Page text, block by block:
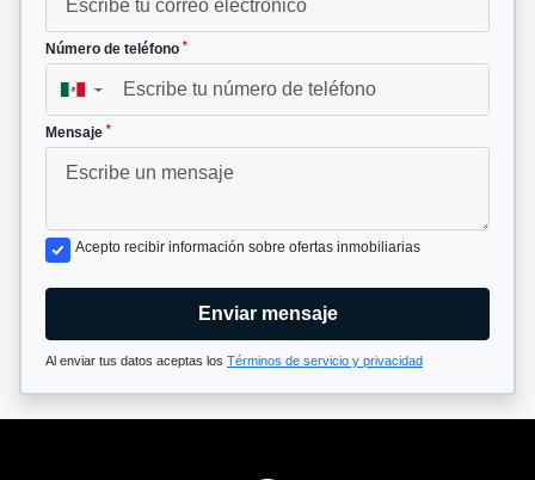
Número de teléfono *
▼
Mensaje *
Acepto recibir información sobre ofertas inmobiliarias
Enviar mensaje
Al enviar tus datos aceptas los Términos de servicio y privacidad